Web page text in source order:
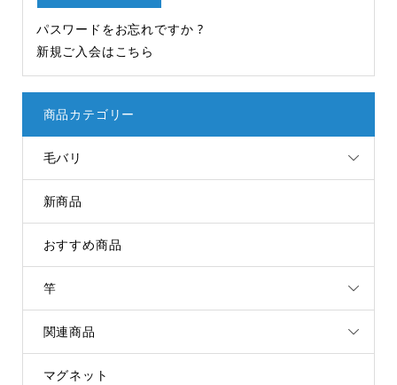
パスワードをお忘れですか ?
新規ご入会はこちら
商品カテゴリー
毛バリ
新商品
おすすめ商品
竿
関連商品
マグネット